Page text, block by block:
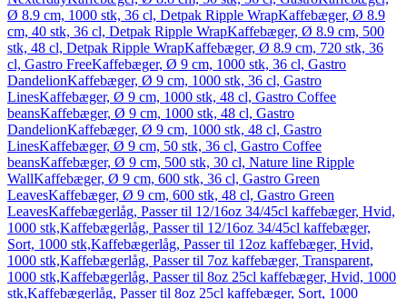
Ø 8.9 cm, 1000 stk, 36 cl, Detpak Ripple WrapKaffebæger, Ø 8.9
cm, 40 stk, 36 cl, Detpak Ripple WrapKaffebæger, Ø 8.9 cm, 500
stk, 48 cl, Detpak Ripple WrapKaffebæger, Ø 8.9 cm, 720 stk, 36
cl, Gastro FreeKaffebæger, Ø 9 cm, 1000 stk, 36 cl, Gastro
DandelionKaffebæger, Ø 9 cm, 1000 stk, 36 cl, Gastro
LinesKaffebæger, Ø 9 cm, 1000 stk, 48 cl, Gastro Coffee
beansKaffebæger, Ø 9 cm, 1000 stk, 48 cl, Gastro
DandelionKaffebæger, Ø 9 cm, 1000 stk, 48 cl, Gastro
LinesKaffebæger, Ø 9 cm, 50 stk, 36 cl, Gastro Coffee
beansKaffebæger, Ø 9 cm, 500 stk, 30 cl, Nature line Ripple
WallKaffebæger, Ø 9 cm, 600 stk, 36 cl, Gastro Green
LeavesKaffebæger, Ø 9 cm, 600 stk, 48 cl, Gastro Green
LeavesKaffebægerlåg, Passer til 12/16oz 34/45cl kaffebæger, Hvid,
1000 stk,Kaffebægerlåg, Passer til 12/16oz 34/45cl kaffebæger,
Sort, 1000 stk,Kaffebægerlåg, Passer til 12oz kaffebæger, Hvid,
1000 stk,Kaffebægerlåg, Passer til 7oz kaffebæger, Transparent,
1000 stk,Kaffebægerlåg, Passer til 8oz 25cl kaffebæger, Hvid, 1000
stk,Kaffebægerlåg, Passer til 8oz 25cl kaffebæger, Sort, 1000